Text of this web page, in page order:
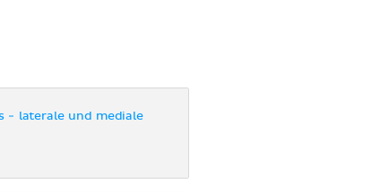
- laterale und mediale